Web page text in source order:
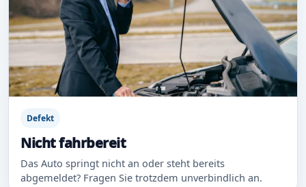
Defekt
Nicht fahrbereit
Das Auto springt nicht an oder steht bereits
abgemeldet? Fragen Sie trotzdem unverbindlich an.